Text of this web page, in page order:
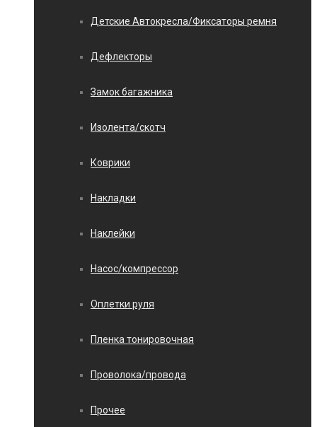
Детские Автокресла/Фиксаторы ремня
Дефлекторы
Замок багажника
Изолента/скотч
Коврики
Накладки
Наклейки
Насос/компрессор
Оплетки руля
Пленка тонировочная
Проволока/провода
Прочее